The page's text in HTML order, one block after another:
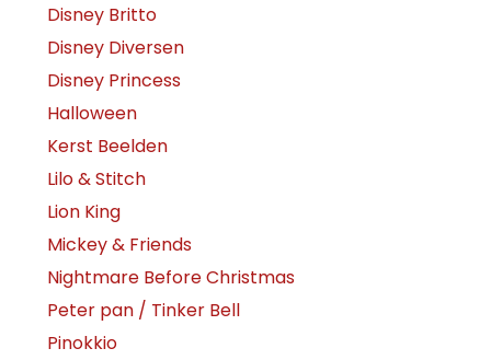
Disney Britto
Disney Diversen
Disney Princess
Halloween
Kerst Beelden
Lilo & Stitch
Lion King
Mickey & Friends
Nightmare Before Christmas
Peter pan / Tinker Bell
Pinokkio